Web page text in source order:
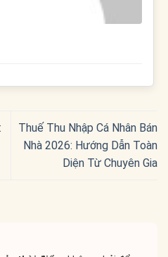
Thuế Thu Nhập Cá Nhân Bán
Nhà 2026: Hướng Dẫn Toàn
Diện Từ Chuyên Gia